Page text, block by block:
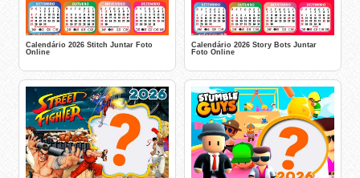
Calendário 2026 Stitch Juntar Foto
Online
Calendário 2026 Story Bots Juntar
Foto Online